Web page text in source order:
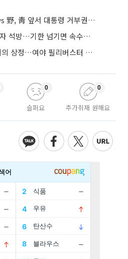
與, 형소법 대국민 보고 vs 野, 靑 앞서 대통령 거부권 촉구
경찰 수사 기다리다 피의자 석방…기한 넘기면 속수무책
‘보완수사권 폐지법’ 본회의 상정…여야 필리버스터 대치
슬퍼요
0
추가취재 원해요
0